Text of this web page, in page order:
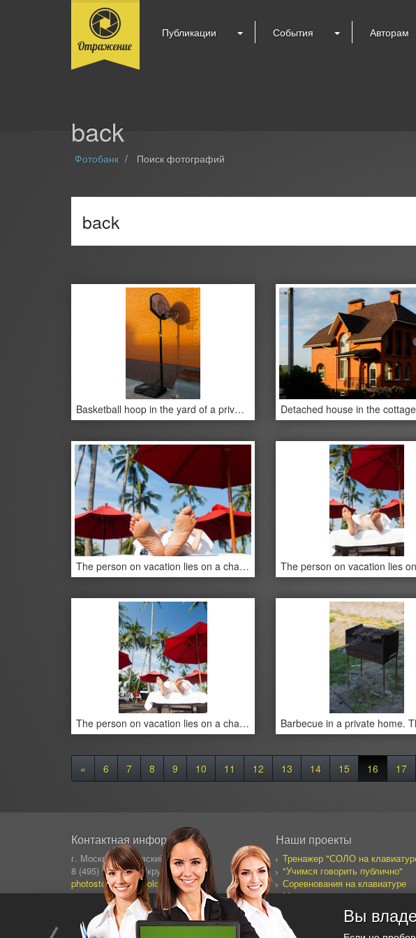
Публикации События Авторам
back
Фотобанк Поиск фотографий
Basketball hoop in the yard of a private house
The person on vacation lies on a chaise lounge under an umbrella in beams of the tropical sun
The person on vacation lies on a chaise lounge under an umbrella in beams of the tropical sun
« 6 7 8 9 10 11 12 13 14 15 16 17
Контактная информация
г. Москва, Сущевский Вал 64
8 (495) 995-82-95 (кругл.)
photostock@ergosolo.ru
Наши проекты
Тренажер "СОЛО на
"Учимся говорить публично"
Соревнования на клавиатуре
Моя собака желает
Дневник предпринимателя
Все проекты
Вы